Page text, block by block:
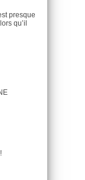
presque
qu’il